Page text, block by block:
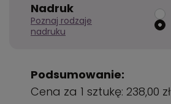
Nadruk
Poznaj rodzaje
nadruku
Podsumowanie:
Cena za 1 sztukę: 238,00 zł